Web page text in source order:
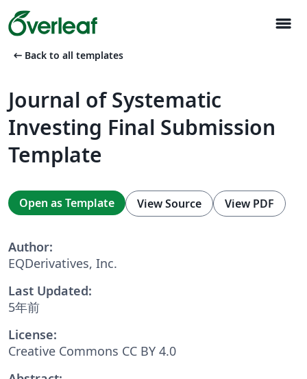
menu
arrow_left_alt Back to all templates
Journal of Systematic
Investing Final Submission
Template
Open as Template View Source View PDF
Author:
EQDerivatives, Inc.
Last Updated:
5年前
License:
Creative Commons CC BY 4.0